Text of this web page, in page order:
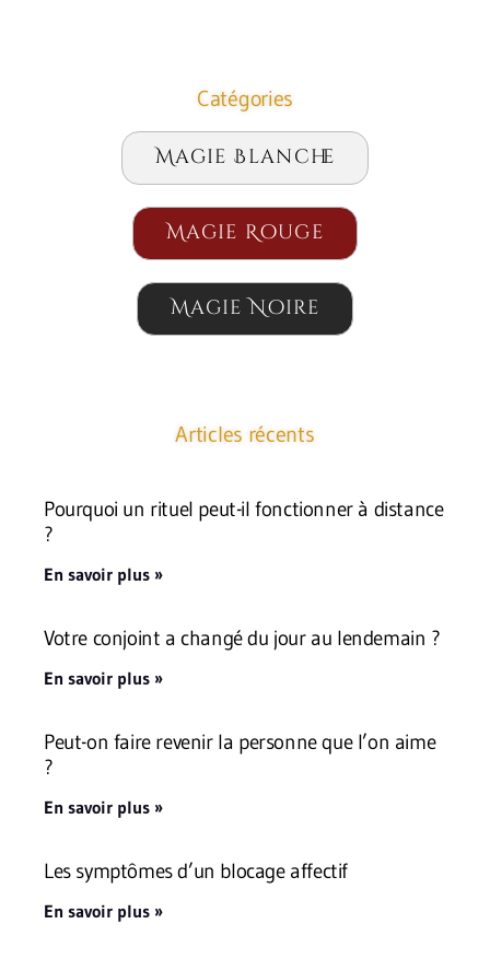
Catégories
Magie Blanche
Magie Rouge
Magie Noire
Articles récents
Pourquoi un rituel peut-il fonctionner à distance
?
En savoir plus »
Votre conjoint a changé du jour au lendemain ?
En savoir plus »
Peut-on faire revenir la personne que l’on aime
?
En savoir plus »
Les symptômes d’un blocage affectif
En savoir plus »